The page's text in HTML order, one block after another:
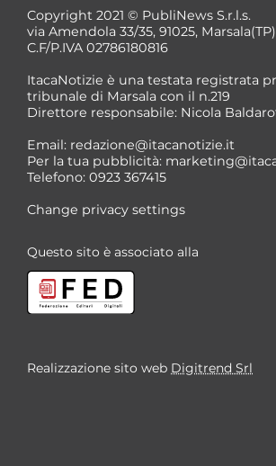
Copyright 2021 © PubliNews S.r.l.s.
via Amendola 33/35, 91025, Marsala(TP)
C.F/P.IVA 02786180816
ItacaNotizie è una testata registrata
tribunale di Marsala con il n.219
Direttore responsabile: Nicola
Email: redazione@itacanotizie.it
Per la tua pubblicità:
Telefono: 0923 367415
Change privacy settings
Questo sito è associato alla
Realizzazione sito web Digitrend Srl